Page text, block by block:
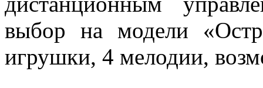
выбор на модели
игрушки, 4 мелодии,